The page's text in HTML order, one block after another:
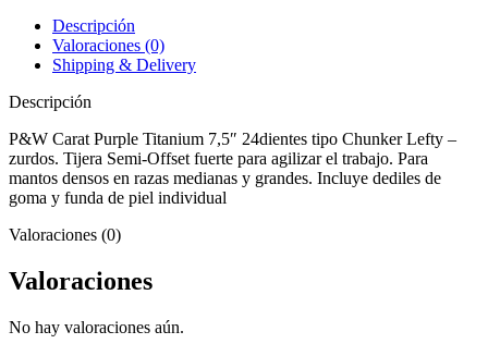
Descripción
Valoraciones (0)
Shipping & Delivery
Descripción
P&W Carat Purple Titanium 7,5″ 24dientes tipo Chunker Lefty –
zurdos. Tijera Semi-Offset fuerte para agilizar el trabajo. Para
mantos densos en razas medianas y grandes. Incluye dediles de
goma y funda de piel individual
Valoraciones (0)
Valoraciones
No hay valoraciones aún.